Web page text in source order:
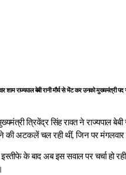
शाम राज्यपाल बेबी रानी मौर्य से भेंट कर उनको मुख्यमंत्री
त्रिवेंद्र सिंह रावत ने राज्यपाल
की अटकलें चल रही थीं, जिन पर मंगलवार
के बाद अब इस सवाल पर चर्चा हो